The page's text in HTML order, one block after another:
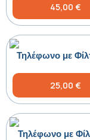
45,00 €
Τηλέφωνο με
25,00 €
Τηλέφωνο με